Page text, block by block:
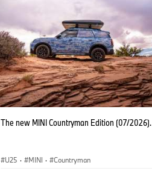
The new MINI Countryman Edition (07/2026).
U25 · MINI · Countryman